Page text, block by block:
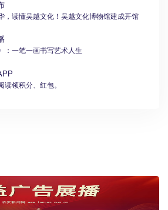
，读懂吴越文化！吴越文化博物馆建成开馆
：一笔一画书写艺术人生
读领积分、红包。